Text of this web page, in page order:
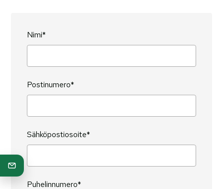
Nimi*
Postinumero*
Sähköpostiosoite*
Puhelinnumero*